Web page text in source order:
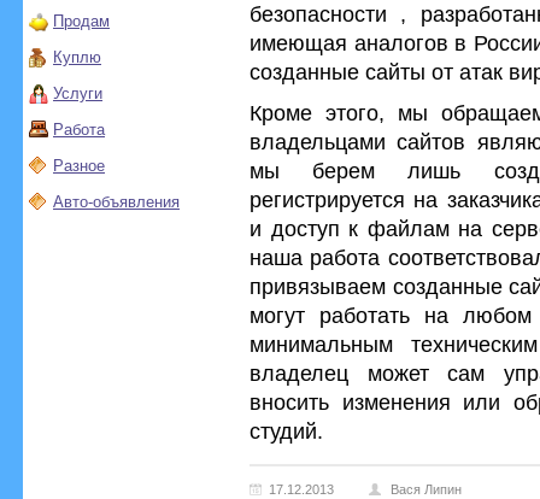
Продам
Куплю
Услуги
Работа
Разное
Авто-объявления
безопасности ,
имеющая аналогов в
созданные сайты от атак
Кроме этого, мы
владельцами сайтов
мы берем лишь
регистрируется на
и доступ к файлам на
наша работа
привязываем созданные
могут работать на любом
минимальным
владелец может сам
вносить изменения или
студий.
17.12.2013 Вася Липин